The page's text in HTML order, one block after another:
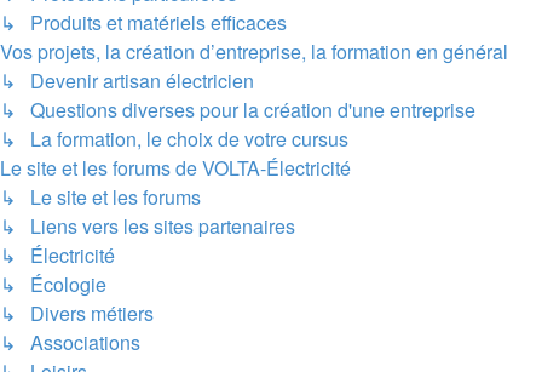
↳ Produits et matériels efficaces
Vos projets, la création d’entreprise, la formation en général
↳ Devenir artisan électricien
↳ Questions diverses pour la création d'une entreprise
↳ La formation, le choix de votre cursus
Le site et les forums de VOLTA-Électricité
↳ Le site et les forums
↳ Liens vers les sites partenaires
↳ Électricité
↳ Écologie
↳ Divers métiers
↳ Associations